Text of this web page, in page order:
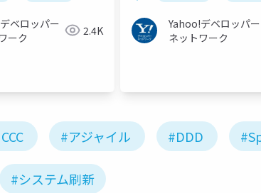
ベロッパー
ーク
2.4K
Yahoo!デベロッパー
ネットワーク
#アジャイル #DDD
#システム刷新